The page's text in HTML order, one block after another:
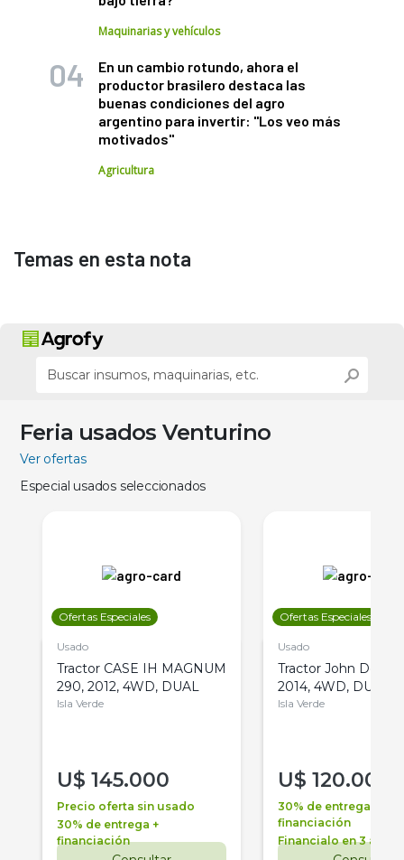
Maquinarias y vehículos
En un cambio rotundo, ahora el
productor brasilero destaca las
buenas condiciones del agro
argentino para invertir: "Los veo más
motivados"
Agricultura
Temas en esta nota
Feria usados Venturino
Ver ofertas
Especial usados seleccionados
Ofertas Especiales
Usado
Tractor CASE IH MAGNUM
290, 2012, 4WD, DUAL
Isla Verde
U$ 145.000
Precio oferta sin usado
30% de entrega +
financiación
Ofertas Especiales
Usado
Tractor John Deere
2014, 4WD, DUAL
Isla Verde
U$ 120.000
30% de entrega +
financiación
Financialo en 3 años